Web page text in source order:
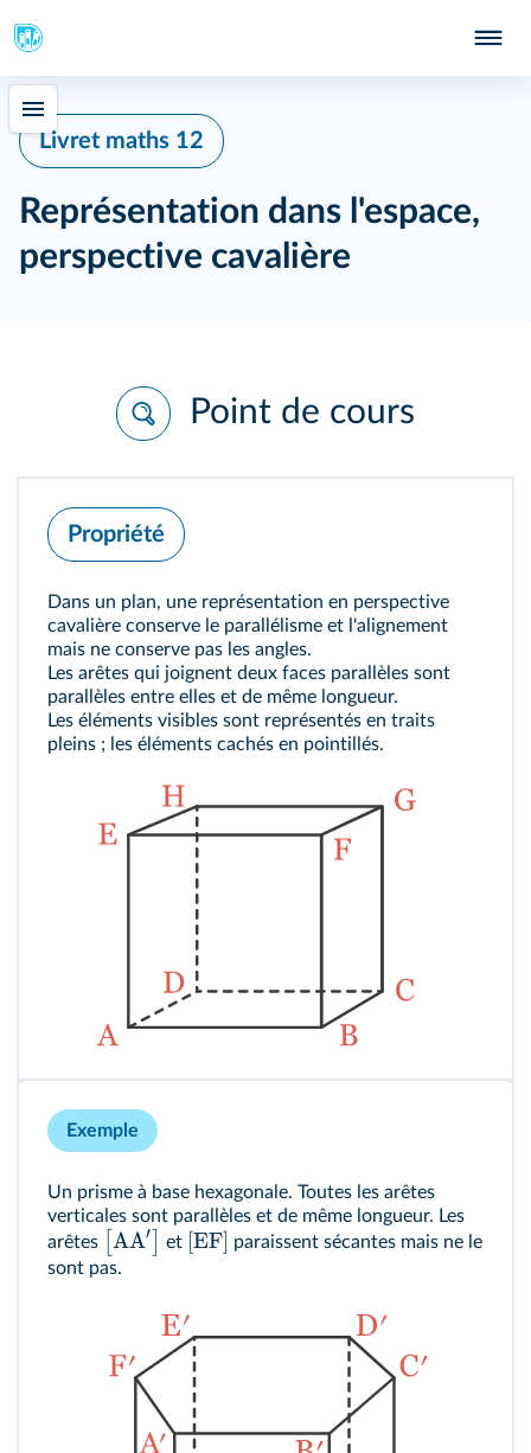
Livret maths 12
Représentation dans l'espace,
perspective cavalière
Point de cours
Propriété
Dans un plan, une représentation en perspective
cavalière conserve le parallélisme et l'alignement
mais ne conserve pas les angles.
Les arêtes qui joignent deux faces parallèles sont
parallèles entre elles et de même longueur.
Les éléments visibles sont représentés en traits
pleins ; les éléments cachés en pointillés.
Exemple
Un prisme à base hexagonale. Toutes les arêtes
verticales sont parallèles et de même longueur. Les
arêtes
AA′ et [EF] paraissent sécantes mais ne le
sont pas.